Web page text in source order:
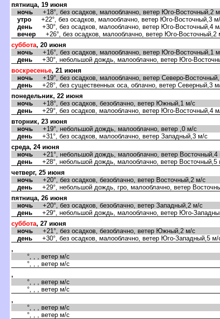
пятница, 19 июня
ночь +18°, без осадков, малооблачно, ветер Юго-Восточный,2
утро +22°, без осадков, малооблачно, ветер Юго-Восточный,3
день +30°, без осадков, малооблачно, ветер Юго-Восточный,4
ечер +26°, без осадков, малооблачно, ветер Юго-Восточный,2
суббота, 20 июня
ночь +16°, без осадков, малооблачно, ветер Юго-Восточный,1
день +30°, небольшой дождь, малооблачно, ветер Юго-
оскресенье, 21 июня
ночь +19°, без осадков, малооблачно, ветер Северо-
день +28°, без существенных оса, облачно, ветер Северный,3
понедельник, 22 июня
ночь +18°, без осадков, безоблачно, ветер Южный,1 м/с
день +29°, без осадков, малооблачно, ветер Юго-Восточный,4
торник, 23 июня
ночь +19°, небольшой дождь, малооблачно, ветер ,0 м/с
день +31°, без осадков, малооблачно, ветер Западный,3 м/с
среда, 24 июня
ночь +21°, небольшой дождь, малооблачно, ветер Восточный,4
день +28°, небольшой дождь, малооблачно, ветер Восточный,5
четверг, 25 июня
ночь +20°, без осадков, безоблачно, ветер Восточный,2 м/с
день +29°, небольшой дождь, гро, малооблачно, ветер
пятница, 26 июня
ночь +20°, без осадков, безоблачно, ветер Западный,2 м/с
день +29°, небольшой дождь, малооблачно, ветер Юго-
суббота, 27 июня
ночь +21°, без осадков, безоблачно, ветер Южный,2 м/с
день +30°, без осадков, малооблачно, ветер Юго-Западный,5 м/
,
°, , , ветер м/с
°, , , ветер м/с
,
°, , , ветер м/с
°, , , ветер м/с
,
°, , , ветер м/с
°, , , ветер м/с